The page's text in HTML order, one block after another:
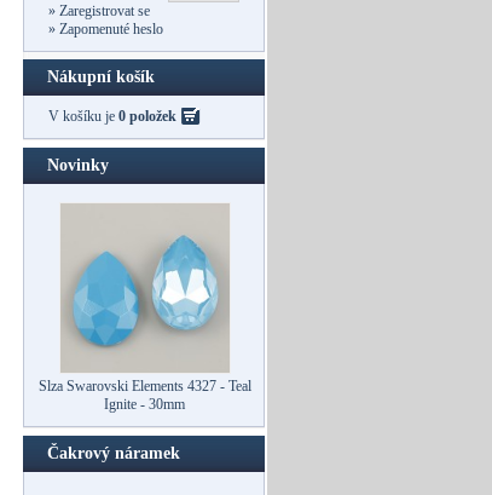
»Zaregistrovat se
»Zapomenuté heslo
Nákupní košík
V košíku je 0 položek
Novinky
Slza Swarovski Elements 4327 - Teal
Ignite - 30mm
Ovál Swarovski 4127 - Teal Ignite -
30mm
Čakrový náramek